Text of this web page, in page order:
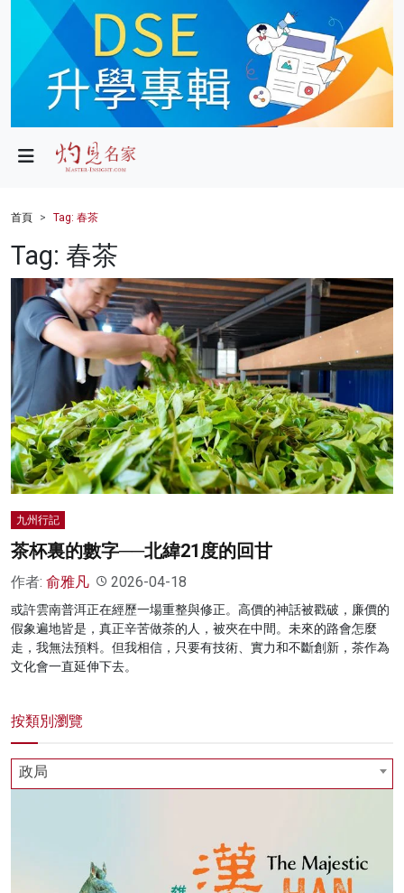
政局
財經
健康
商業
科技
影片
名家榜
灼見活動
首頁 Tag: 春茶
Tag: 春茶
九州行記
茶杯裏的數字──北緯21度的回甘
作者: 俞雅凡 2026-04-18
或許雲南普洱正在經歷一場重整與修正。高價的神話被戳破，廉價的
假象遍地皆是，真正辛苦做茶的人，被夾在中間。未來的路會怎麼
走，我無法預料。但我相信，只要有技術、實力和不斷創新，茶作為
文化會一直延伸下去。
按類別瀏覽
政局